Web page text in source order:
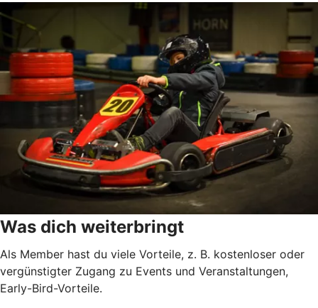
Was dich weiterbringt
Als Member hast du viele Vorteile, z. B. kostenloser oder
vergünstigter Zugang zu Events und Veranstaltungen,
Early-Bird-Vorteile.